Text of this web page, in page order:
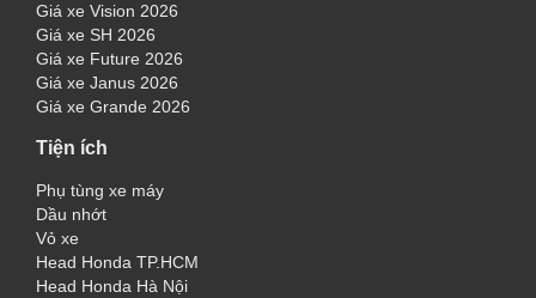
Giá xe Vision 2026
Giá xe SH 2026
Giá xe Future 2026
Giá xe Janus 2026
Giá xe Grande 2026
Tiện ích
Phụ tùng xe máy
Dầu nhớt
Vỏ xe
Head Honda TP.HCM
Head Honda Hà Nội